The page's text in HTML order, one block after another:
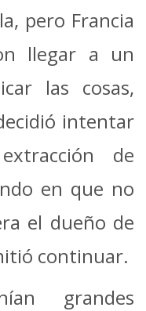
pero Francia
llegar a un
las cosas,
intentar
de
en que no
el dueño de
continuar.
grandes